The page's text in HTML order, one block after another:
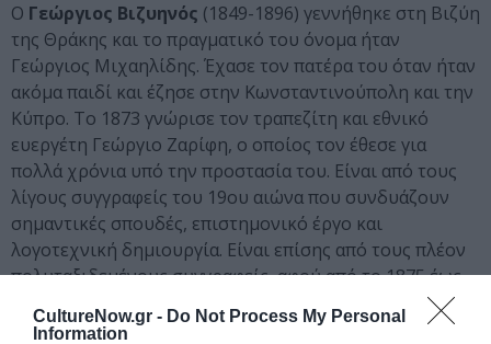
CultureNow.gr - Do Not Process My Personal
Information
Ο Γεώργιος Βιζυηνός (1849-1896) γεννήθηκε στη Βιζύη
της Θράκης και το πραγματικό του όνομα ήταν
Γεώργιος Μιχαηλίδης. Έχασε τον πατέρα του όταν ήταν
ακόμα παιδί και έζησε στην Κωνσταντινούπολη και την
Κύπρο. Το 1873 γνώρισε τον τραπεζίτη και εθνικό
ευεργέτη Γεώργιο Ζαρίφη, ο οποίος τον έθεσε για
πολλά χρόνια υπό την προστασία του. Είναι από τους
λίγους συγγραφείς του 19ου αιώνα που συνδυάζουν
σημαντικές σπουδές, επιστημονικό έργο και
λογοτεχνική δημιουργία. Είναι επίσης από τους πλέον
πολυταξιδεμένους συγγραφείς, αφού από το 1875 έως
το 1884 έζησε σε πόλεις της Γερμανίας, καθώς επίσης
στο Παρίσι και στο Λονδίνο. Το 1884 πέθανε ο Ζαρίφης